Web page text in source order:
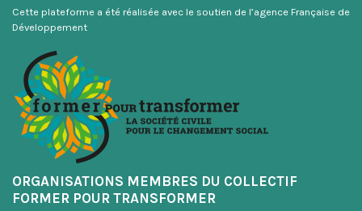
Cette plateforme a été réalisée avec le soutien de l’agence Française de
Développement
ORGANISATIONS MEMBRES DU COLLECTIF
FORMER POUR TRANSFORMER